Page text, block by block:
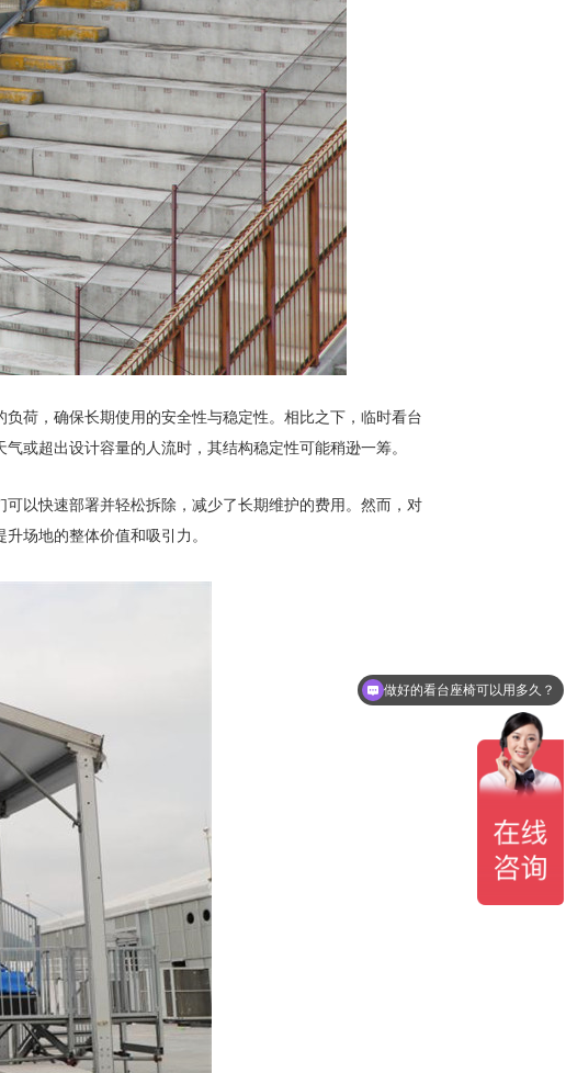
荷，确保长期使用的安全性与稳定性。相比之下，临时看台
或超出设计容量的人流时，其结构稳定性可能稍逊一筹。
以快速部署并轻松拆除，减少了长期维护的费用。然而，对
场地的整体价值和吸引力。
看台座椅有哪几种可以选？